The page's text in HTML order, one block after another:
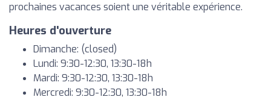
prochaines vacances soient une véritable expérience.
Heures d'ouverture
Dimanche: (closed)
Lundi: 9:30-12:30, 13:30-18h
Mardi: 9:30-12:30, 13:30-18h
Mercredi: 9:30-12:30, 13:30-18h